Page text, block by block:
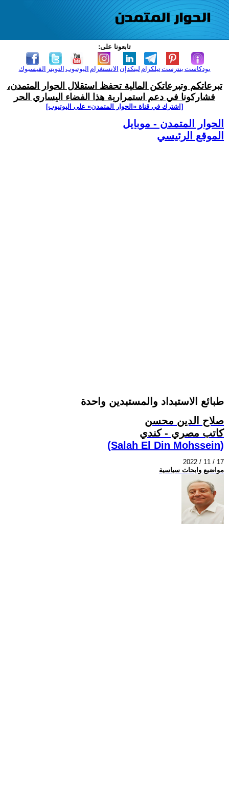
تابعونا على:
الفيسبوك التويتر اليوتيوب الانستغرام لينكدإن تيلكرامبنترست بودكاست
تبرعاتكم وتبرعاتكن المالية تحفظ استقلال الحوار المتمدن،
فشاركونا في دعم استمرارية هذا الفضاء اليساري الحر
[اشترك في قناة ‫«الحوار المتمدن» على اليوتيوب]
الحوار المتمدن - موبايل
الموقع الرئيسي
طبائع الاستبداد والمستبدين واحدة
صلاح الدين محسن
كاتب مصري - كندي
(Salah El Din Mohssein‏)
2022 / 11 / 17
مواضيع وابحاث سياسية